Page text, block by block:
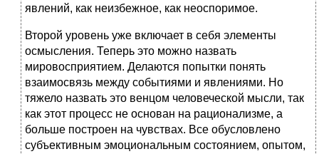
явлений, как неизбежное, как неоспоримое.
Второй уровень уже включает в себя элементы
осмысления. Теперь это можно назвать
мировосприятием. Делаются попытки понять
взаимосвязь между событиями и явлениями. Но
тяжело назвать это венцом человеческой мысли, так
как этот процесс не основан на рационализме, а
больше построен на чувствах. Все обусловлено
субъективным эмоциональным состоянием, опытом,